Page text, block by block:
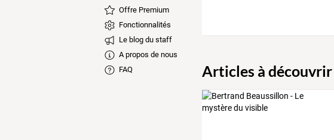
Offre Premium
Fonctionnalités
Le blog du staff
A propos de nous
FAQ
Articles à découvrir